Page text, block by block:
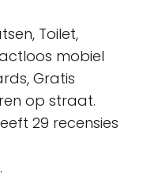
Toilet,
mobiel
Gratis
op straat.
29 recensies